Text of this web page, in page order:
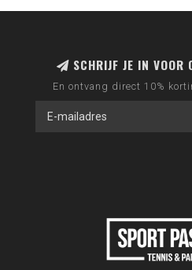
SCHRIJF JE IN VOOR
En ontvang direct 10%